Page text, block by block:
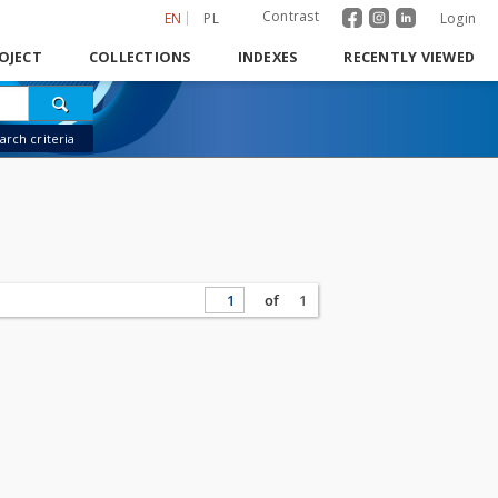
EN PL Contrast Login
COLLECTIONS INDEXES RECENTLY VIEWED
criteria
of 1